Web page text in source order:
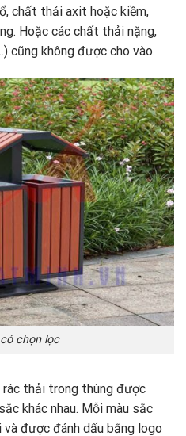
chất thải axit hoặc kiềm,
Hoặc các chất thải nặng,
cũng không được cho vào.
chọn lọc
rác thải trong thùng được
khác nhau. Mỗi màu sắc
được đánh dấu bằng logo